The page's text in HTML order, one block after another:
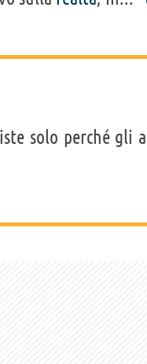
solo perché gli